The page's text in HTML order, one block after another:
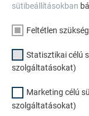
sütibeállításokban
Feltétlen
Statisztikai célú
szolgáltatásokat)
Marketing célú
szolgáltatásokat)